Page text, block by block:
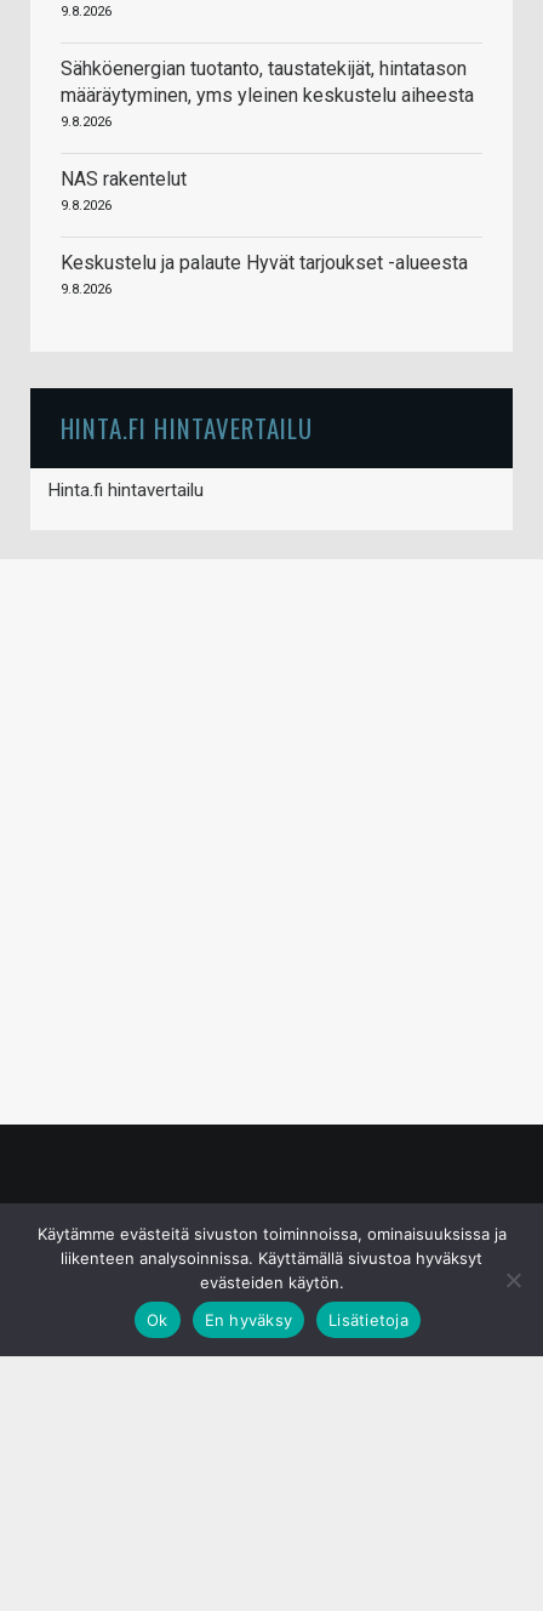
9.8.2026
Sähköenergian tuotanto, taustatekijät, hintatason
määräytyminen, yms yleinen keskustelu aiheesta
9.8.2026
NAS rakentelut
9.8.2026
Keskustelu ja palaute Hyvät tarjoukset -alueesta
9.8.2026
HINTA.FI HINTAVERTAILU
Hinta.fi hintavertailu
Käytämme evästeitä sivuston toiminnoissa, ominaisuuksissa ja
liikenteen analysoinnissa. Käyttämällä sivustoa hyväksyt
evästeiden käytön.
Ok
En hyväksy Lisätietoja